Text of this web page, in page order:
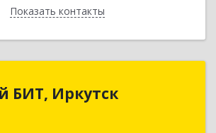
Показать контакты
Назад
БИТ, Иркутск
1С:Первый БИТ, Иркутск
обл, Иркутск г, Декабрьских